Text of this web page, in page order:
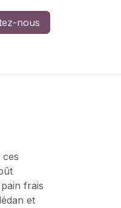
nous
frais
et